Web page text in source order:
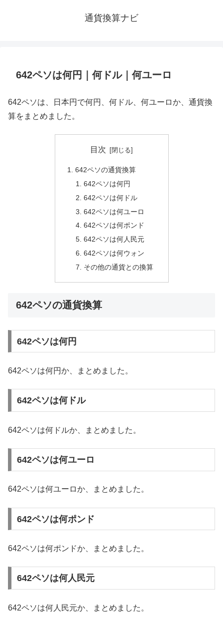
通貨換算ナビ
642ペソは何円｜何ドル｜何ユーロ
642ペソは、日本円で何円、何ドル、何ユーロか、通貨換
算をまとめました。
目次
642ペソの通貨換算
642ペソは何円
642ペソは何ドル
642ペソは何ユーロ
642ペソは何ポンド
642ペソは何人民元
642ペソは何ウォン
その他の通貨との換算
642ペソの通貨換算
642ペソは何円
642ペソは何円か、まとめました。
642ペソは何ドル
642ペソは何ドルか、まとめました。
642ペソは何ユーロ
642ペソは何ユーロか、まとめました。
642ペソは何ポンド
642ペソは何ポンドか、まとめました。
642ペソは何人民元
642ペソは何人民元か、まとめました。